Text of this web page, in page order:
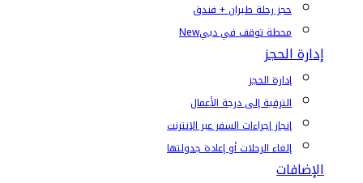
حجز رحلة طيران + فندق
محطة توقف في دبيNew
إدارة الحجز
إدارة الحجز
الترقية إلى درجة الأعمال
إنجاز إجراءات السفر عبر الإنترنت
إلغاء الرحلات أو إعادة جدولتها
الإضافات